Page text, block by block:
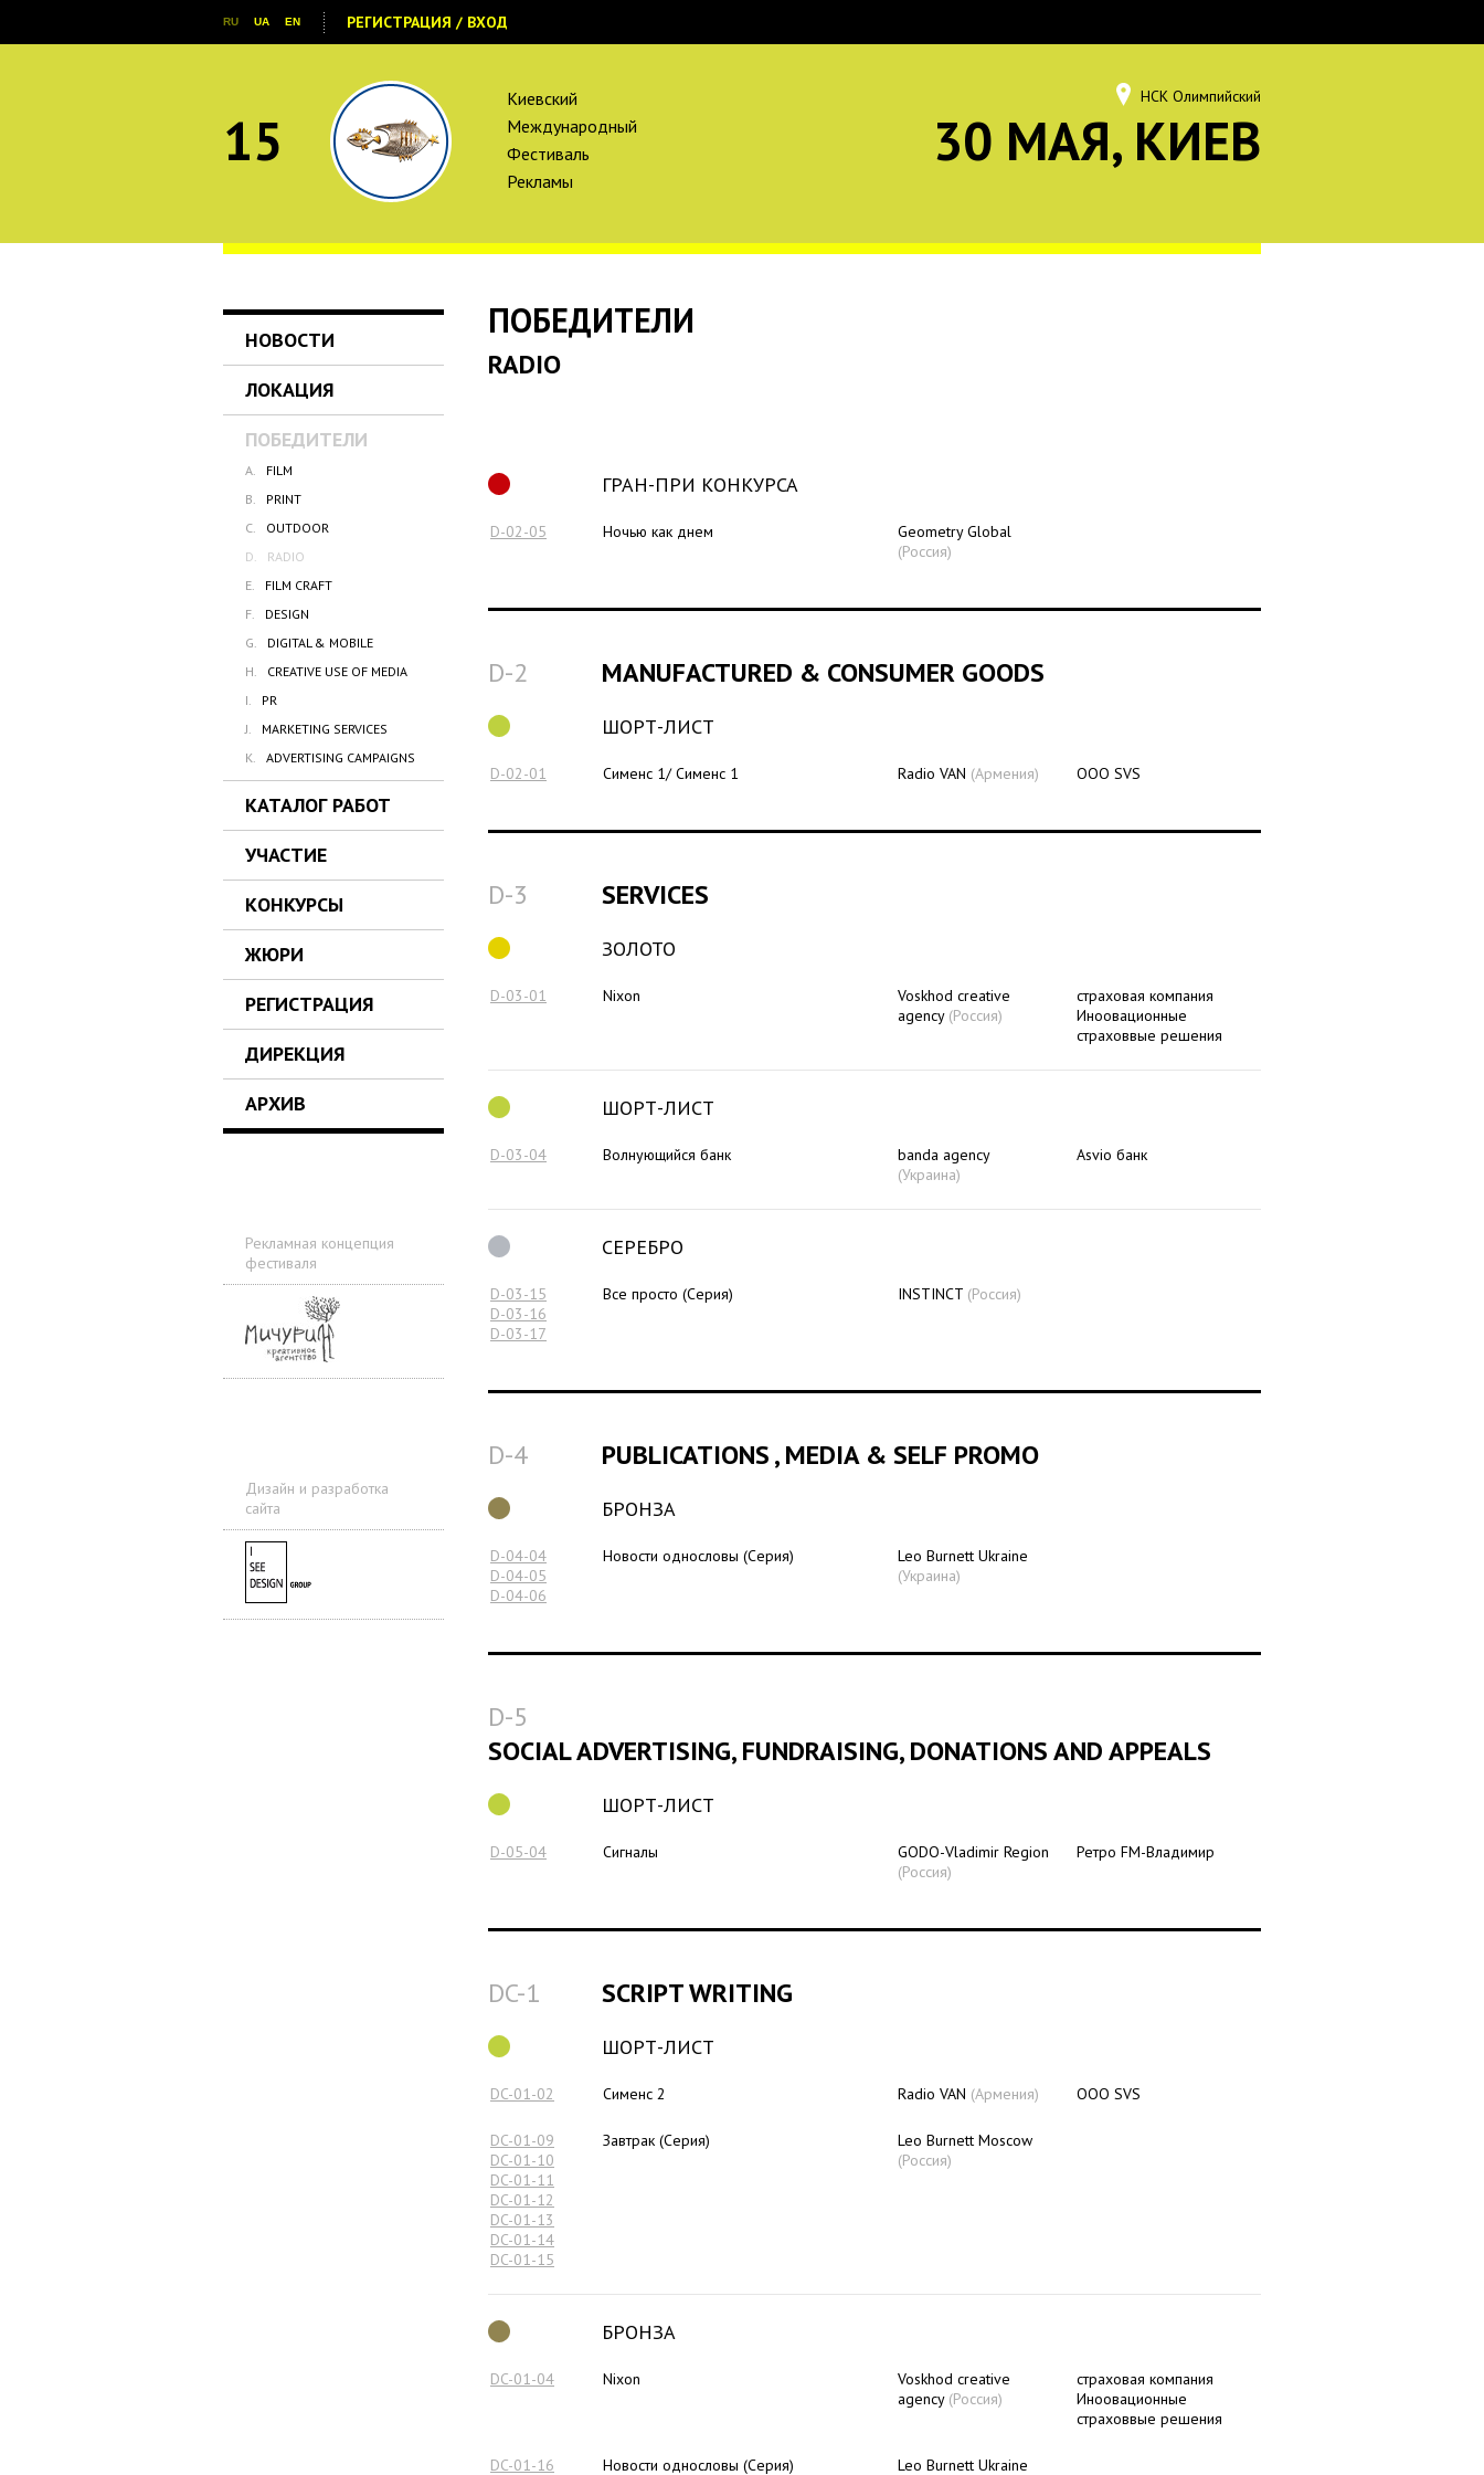
RU UA EN РЕГИСТРАЦИЯ / ВХОД
НСК Олимпийский
30 МАЯ, КИЕВ
15
Киевский
Международный
Фестиваль
Рекламы
НОВОСТИ
ЛОКАЦИЯ
ПОБЕДИТЕЛИ
A.
FILM
B.
PRINT
C.
OUTDOOR
D.
RADIO
E.
FILM CRAFT
F.
DESIGN
G.
DIGITAL & MOBILE
H.
CREATIVE USE OF MEDIA
I.
PR
J.
MARKETING SERVICES
K.
ADVERTISING CAMPAIGNS
КАТАЛОГ РАБОТ
УЧАСТИЕ
КОНКУРСЫ
ЖЮРИ
РЕГИСТРАЦИЯ
ДИРЕКЦИЯ
АРХИВ
Рекламная концепция
фестиваля
Дизайн и разработка
сайта
ПОБЕДИТЕЛИ
RADIO
ГРАН-ПРИ КОНКУРСА
D-02-05 Ночью как днем
Geometry Global
(Россия)
D-2 MANUFACTURED & CONSUMER GOODS
ШОРТ-ЛИСТ
D-02-01 Сименс 1/ Сименс 1 Radio VAN (Армения) ООО SVS
D-3 SERVICES
ЗОЛОТО
D-03-01 Nixon
Voskhod creative
agency(Россия)
страховая компания
Иноовационные
страховвые решения
ШОРТ-ЛИСТ
D-03-04 Волнующийся банк
banda agency
(Украина)
Asvio банк
СЕРЕБРО
D-03-15
D-03-16
D-03-17
Все просто (Серия) INSTINCT (Россия)
D-4 PUBLICATIONS , MEDIA & SELF PROMO
БРОНЗА
D-04-04
D-04-05
D-04-06
Новости однословы (Серия)
Leo Burnett Ukraine
(Украина)
D-5
SOCIAL ADVERTISING, FUNDRAISING, DONATIONS AND APPEALS
ШОРТ-ЛИСТ
D-05-04 Сигналы
GODO-Vladimir Region
(Россия)
Ретро FM-Владимир
DC-1 SCRIPT WRITING
ШОРТ-ЛИСТ
DC-01-02 Сименс 2 Radio VAN (Армения) ООО SVS
DC-01-09
DC-01-10
DC-01-11
DC-01-12
DC-01-13
DC-01-14
DC-01-15
Завтрак (Серия)
Leo Burnett Moscow
(Россия)
БРОНЗА
DC-01-04 Nixon
Voskhod creative
agency(Россия)
страховая компания
Иноовационные
страховвые решения
DC-01-16
Новости однословы (Серия)
Leo Burnett Ukraine